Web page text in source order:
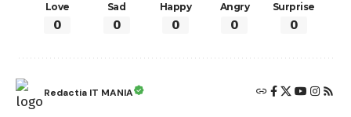
Love
0
Sad
0
Happy
0
Angry
0
Surprise
0
Redactia IT MANIA